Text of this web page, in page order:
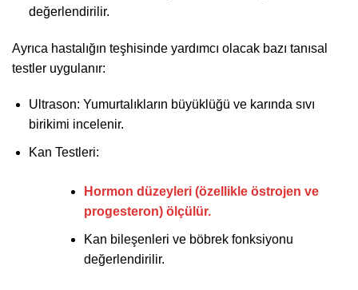
değerlendirilir.
Ayrıca hastalığın teşhisinde yardımcı olacak bazı tanısal
testler uygulanır:
Ultrason: Yumurtalıkların büyüklüğü ve karında sıvı
birikimi incelenir.
Kan Testleri:
Hormon düzeyleri (özellikle östrojen ve
progesteron) ölçülür.
Kan bileşenleri ve böbrek fonksiyonu
değerlendirilir.